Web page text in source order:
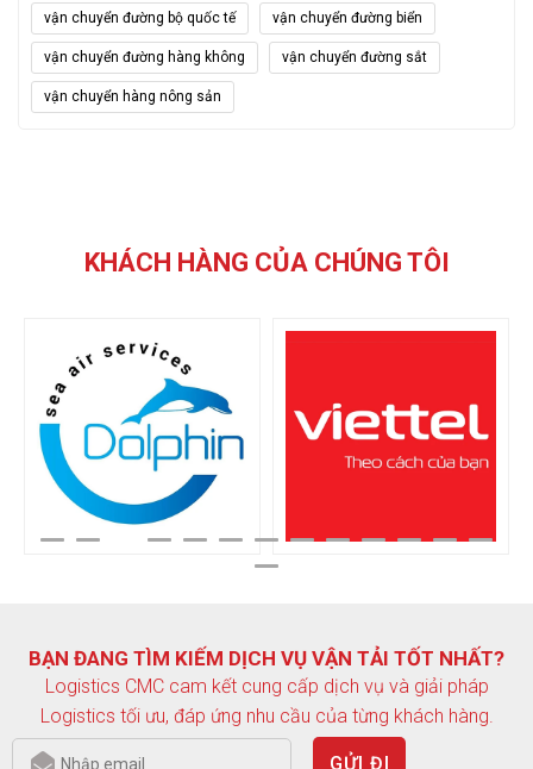
vận chuyển đường bộ quốc tế vận chuyển đường biển
vận chuyển đường hàng không vận chuyển đường sắt
vận chuyển hàng nông sản
KHÁCH HÀNG CỦA CHÚNG TÔI
BẠN ĐANG TÌM KIẾM DỊCH VỤ VẬN TẢI TỐT NHẤT?
Logistics CMC cam kết cung cấp dịch vụ và giải pháp
Logistics tối ưu, đáp ứng nhu cầu của từng khách hàng.
GỬI ĐI